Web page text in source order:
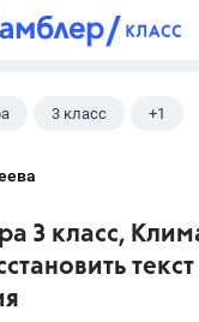
3 класс +1
3 класс,
текст